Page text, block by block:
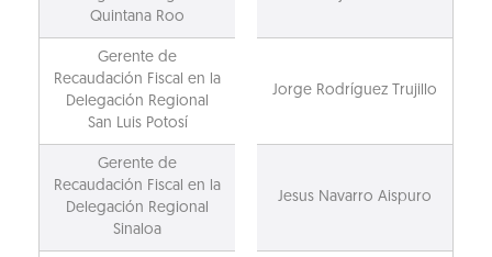
Quintana Roo
Gerente de
Recaudación Fiscal en la
Delegación Regional
San Luis Potosí
Jorge Rodríguez Trujillo
Gerente de
Recaudación Fiscal en la
Delegación Regional
Sinaloa
Jesus Navarro Aispuro